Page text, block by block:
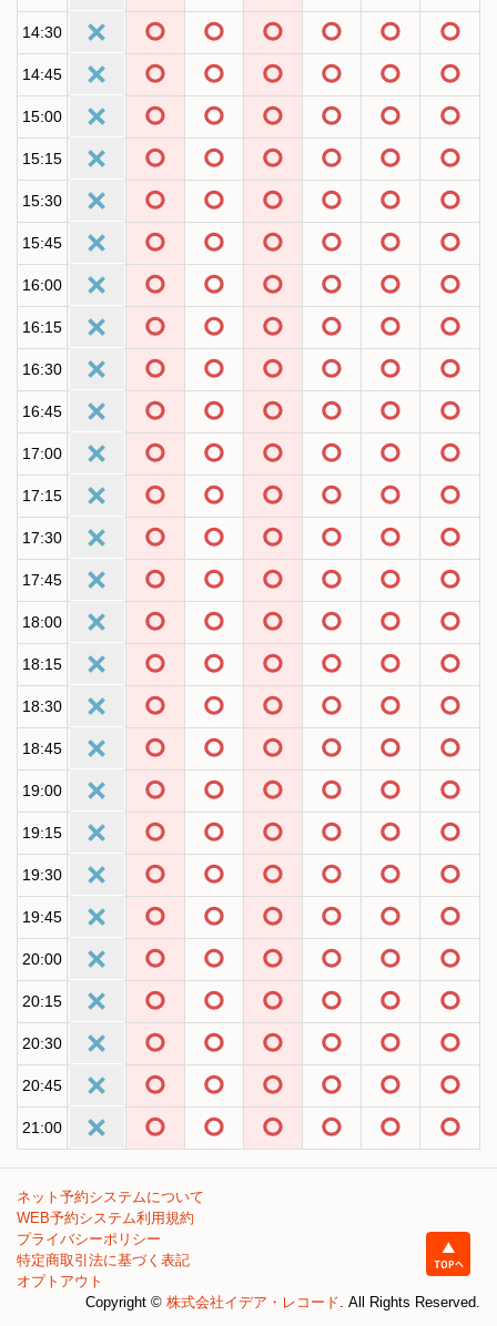
14:30
14:45
15:00
15:15
15:30
15:45
16:00
16:15
16:30
16:45
17:00
17:15
17:30
17:45
18:00
18:15
18:30
18:45
19:00
19:15
19:30
19:45
20:00
20:15
20:30
20:45
21:00
ネット予約システムについて
WEB予約システム利用規約
プライバシーポリシー
特定商取引法に基づく表記
オプトアウト
Copyright © 株式会社イデア・レコード . All Rights Reserved.